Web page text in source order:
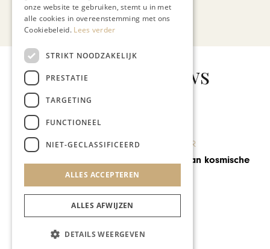
Bekijk alle artikelen
Gerelateerd nieuws
KUNST & CULTUUR
Jezus en Jan: van kosmische
kwaliteit
onze website te gebruiken, stemt u in met
alle cookies in overeenstemming met ons
Cookiebeleid. Lees verder
STRIKT NOODZAKELIJK
PRESTATIE
TARGETING
FUNCTIONEEL
NIET-GECLASSIFICEERD
ALLES ACCEPTEREN
ALLES AFWIJZEN
DETAILS WEERGEVEN